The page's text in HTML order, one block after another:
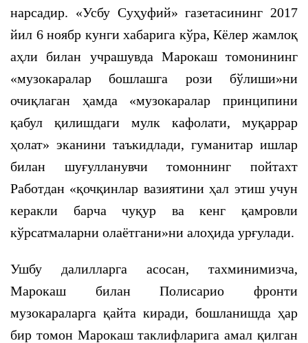
нарсадир. «Усбу Суҳуфий» газетасининг 2017
йил 6 ноябр кунги хабарига кўра, Кёлер жамлоқ
аҳли билан учрашувда Марокаш томонининг
«музокаралар бошлашга рози бўлиши»ни
очиқлаган ҳамда «музокаралар принципини
қабул қилишдаги мулк кафолати, муқаррар
ҳолат» эканини таъкидлади, гуманитар ишлар
билан шуғулланувчи томоннинг пойтахт
Работдан «қочқинлар вазиятини ҳал этиш учун
керакли барча чуқур ва кенг қамровли
кўрсатмаларни олаётгани»ни алоҳида урғулади.
Ушбу далилларга асосан, тахминимизча,
Марокаш билан Полисарио фронти
музокараларга қайта киради, бошланишда ҳар
бир томон Марокаш таклифларига амал қилган